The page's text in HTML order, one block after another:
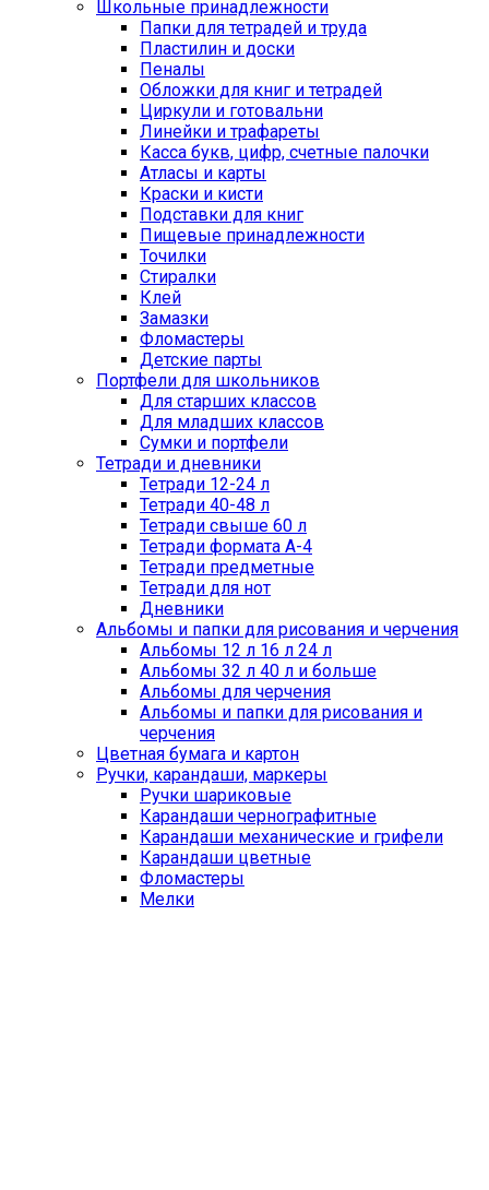
Школьные принадлежности
Папки для тетрадей и труда
Пластилин и доски
Пеналы
Обложки для книг и тетрадей
Циркули и готовальни
Линейки и трафареты
Касса букв, цифр, счетные палочки
Атласы и карты
Краски и кисти
Подставки для книг
Пищевые принадлежности
Точилки
Стиралки
Клей
Замазки
Фломастеры
Детские парты
Портфели для школьников
Для старших классов
Для младших классов
Сумки и портфели
Тетради и дневники
Тетради 12-24 л
Тетради 40-48 л
Тетради свыше 60 л
Тетради формата А-4
Тетради предметные
Тетради для нот
Дневники
Альбомы и папки для рисования и черчения
Альбомы 12 л 16 л 24 л
Альбомы 32 л 40 л и больше
Альбомы для черчения
Альбомы и папки для рисования и
черчения
Цветная бумага и картон
Ручки, карандаши, маркеры
Ручки шариковые
Карандаши чернографитные
Карандаши механические и грифели
Карандаши цветные
Фломастеры
Мелки